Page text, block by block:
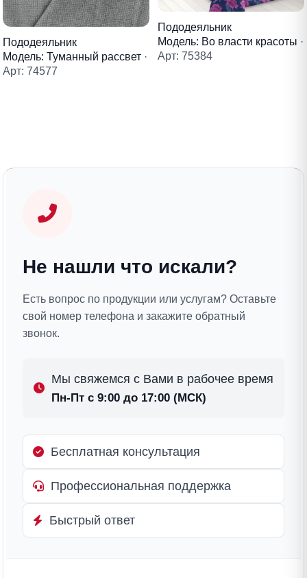
Пододеяльник
Модель: Туманный рассвет ·
Арт: 74577
Пододеяльник
Модель: Во власти красоты ·
Арт: 75384
Не нашли что искали?
Есть вопрос по продукции или услугам? Оставьте
свой номер телефона и закажите обратный
звонок.
Мы свяжемся с Вами в рабочее время
Пн-Пт с 9:00 до 17:00 (МСК)
Бесплатная консультация
Профессиональная поддержка
Быстрый ответ